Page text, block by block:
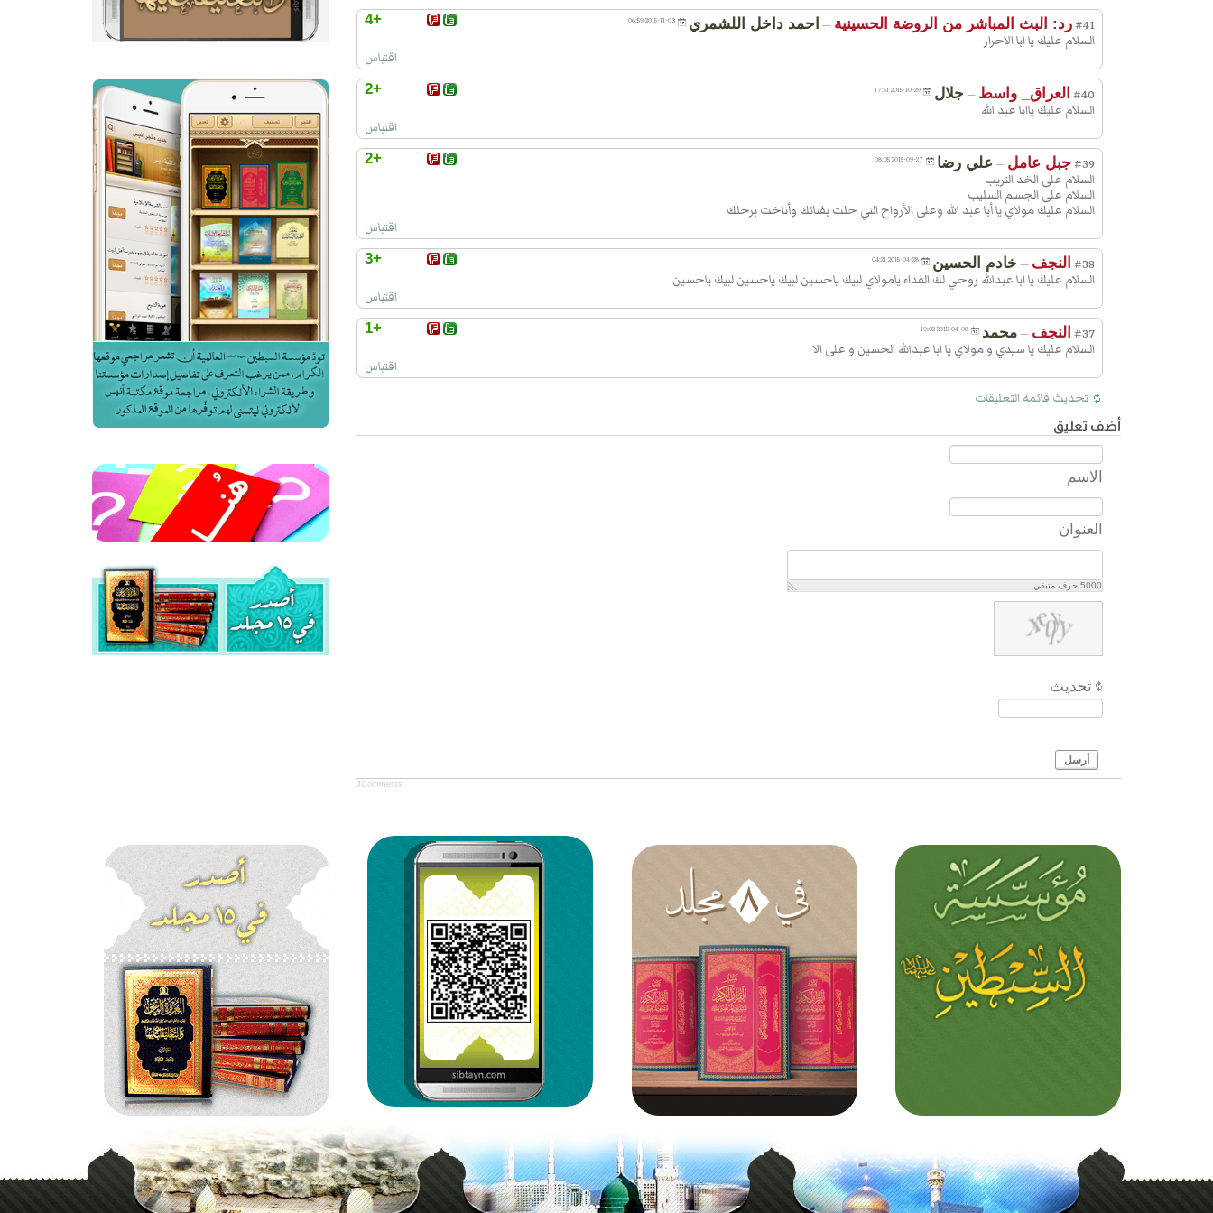
+4 #41رد: البث المباشر من الروضة الحسينية — احمد داخل اللشمري 2015-11-03 06:59
السلام عليك يا ابا الاحرار
اقتباس
+2 #40 العراق_ واسط — جلال 2015-10-29 17:51
السلام عليك ياابا عبد الله
اقتباس
+2 #39 جبل عامل — علي رضا 2015-09-27 08:05
السلام على الخد التريب
السلام على الجسم السليب
السلام عليك مولاي يا أبا عبد الله وعلى الأرواح التي حلت بفنائك وأناخت برحلك
اقتباس
+3 #38 النجف — خادم الحسين 2015-04-28 04:21
السلام عليك يا ابا عبدالله روحي لك الفداء يامولاي لبيك ياحسين لبيك ياحسين لبيك ياحسين
اقتباس
+1 #37 النجف — محمد 2015-04-08 19:02
السلام عليك يا سيدي و موﻻي يا ابا عبدالله الحسين و على الا
اقتباس
تحديث قائمة التعليقات
أضف تعليق
الاسم
العنوان
5000 حرف متبقي
تحديث
أرسل
JComments